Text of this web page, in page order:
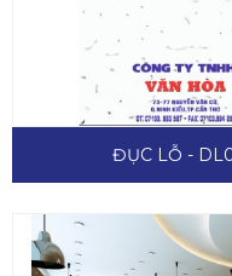
ĐỤC LỖ -